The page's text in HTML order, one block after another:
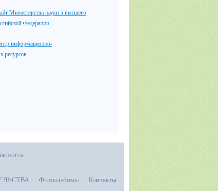
Министерства науки и высшего
Федерации
информационно-
ресурсов
Фотоальбомы Контакты